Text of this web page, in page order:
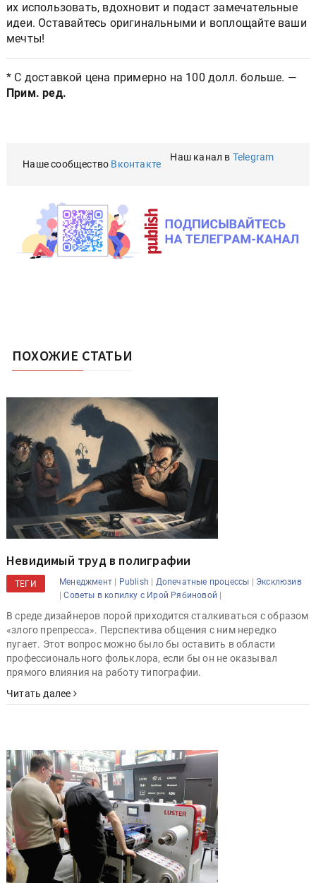
их использовать, вдохновит и подаст замечательные
идеи. Оставайтесь оригинальными и воплощайте ваши
мечты!
* С доставкой цена примерно на 100 долл. больше. —
Прим. ред.
Наше сообщество Вконтакте
Наш канал в Telegram
ПОХОЖИЕ СТАТЬИ
Невидимый труд в полиграфии
ТЕГИ Менеджмент | Publish | Допечатные процессы | Эксклюзив
|Советы в копилку с Ирой Рябиновой |
В среде дизайнеров порой приходится сталкиваться с образом
«злого препресса». Перспектива общения с ним нередко
пугает. Этот вопрос можно было бы оставить в области
профессионального фольклора, если бы он не оказывал
прямого влияния на работу типографии.
Читать далее